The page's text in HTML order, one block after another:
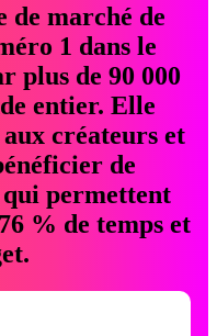
de marché de
1 dans le
plus de 90 000
entier. Elle
créateurs et
de
qui permettent
% de temps et